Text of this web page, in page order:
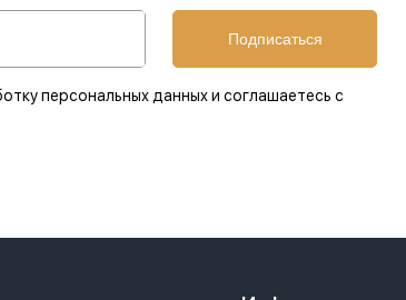
Подписаться
персональных данных и соглашаетесь с